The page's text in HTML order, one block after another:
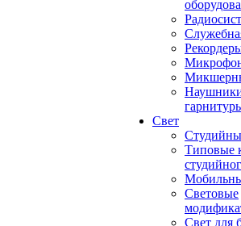
Свет
Типовые
Световые
Свет для